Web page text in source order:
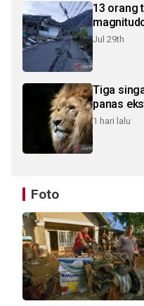
13 orang
Jul 29th
Tiga
panas
1 hari lalu
Foto